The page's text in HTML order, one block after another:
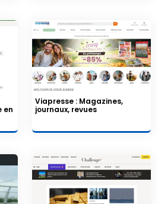
en
Viapresse : Magazines,
journaux, revues